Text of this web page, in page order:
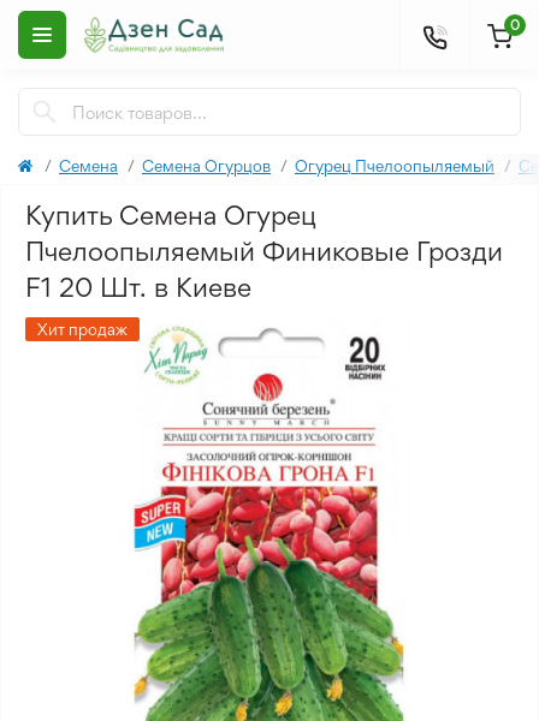
0
Семена Семена Огурцов Огурец Пчелоопыляемый
Купить Семена Огурец
Пчелоопыляемый Финиковые Грозди
F1 20 Шт. в Киеве
Хит продаж